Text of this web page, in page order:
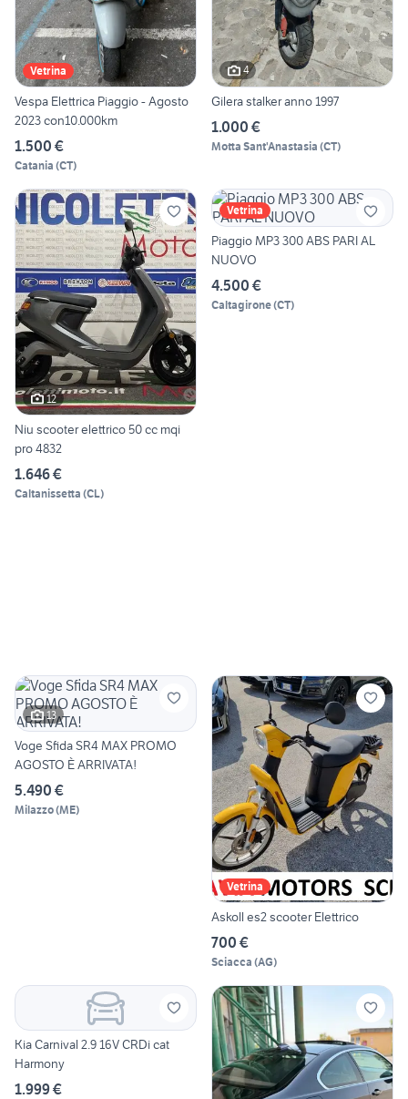
Vetrina
Vespa Elettrica Piaggio - Agosto
2023 con10.000km
1.500 €
Catania (CT)
4
Gilera stalker anno 1997
1.000 €
Motta Sant'Anastasia (CT)
12
Niu scooter elettrico 50 cc mqi
pro 4832
1.646 €
Caltanissetta (CL)
Vetrina
Piaggio MP3 300 ABS PARI AL
NUOVO
4.500 €
Caltagirone(CT)
13
Voge Sfida SR4 MAX PROMO
AGOSTO È ARRIVATA!
5.490 €
Milazzo(ME)
Vetrina
Askoll es2 scooter Elettrico
700 €
Sciacca (AG)
Kia Carnival 2.9 16V CRDi cat
Harmony
1.999 €